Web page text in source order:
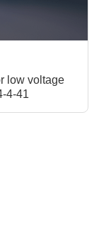
low voltage
4-41